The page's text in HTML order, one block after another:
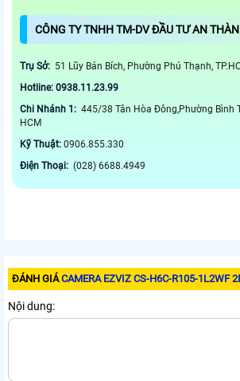
CÔNG TY TNHH TM-DV ĐẦU TƯ AN
Trụ Sở: 51 Lũy Bán Bích, Phường Phú Thạnh,
Hotline: 0938.11.23.99
Chi Nhánh 1: 445/38 Tân Hòa Đông,Phường Bình
HCM
Kỹ Thuật: 0906.855.330
Điện Thoại: (028) 6688.4949
ĐÁNH GIÁCAMERA EZVIZ CS-H6C-R105-1L2WF
Nội dung: